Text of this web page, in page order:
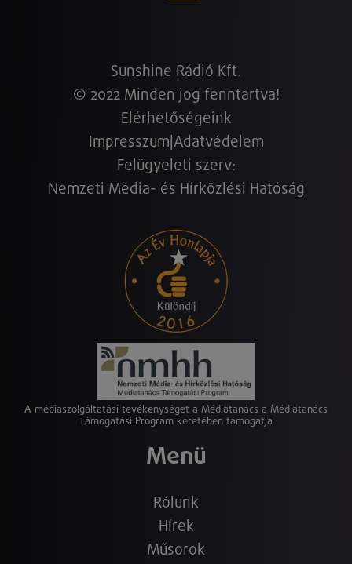
Sunshine Rádió Kft.
© 2022 Minden jog fenntartva!
Elérhetőségeink
Impresszum Adatvédelem
Felügyeleti szerv:
Nemzeti Média- és Hírközlési Hatóság
A médiaszolgáltatási tevékenységet a Médiatanács a Médiatanács
Támogatási Program keretében támogatja
Menü
Rólunk
Hírek
Műsorok